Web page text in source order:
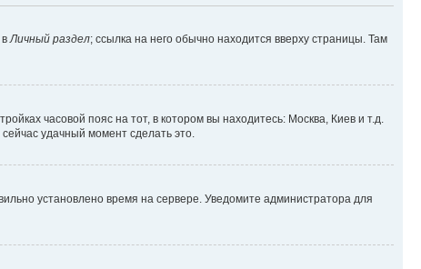
Личный раздел; ссылка на него обычно находится вверху страницы. Там
часовой пояс на тот, в котором вы находитесь: Москва, Киев и т.д.
удачный момент сделать это.
установлено время на сервере. Уведомите администратора для